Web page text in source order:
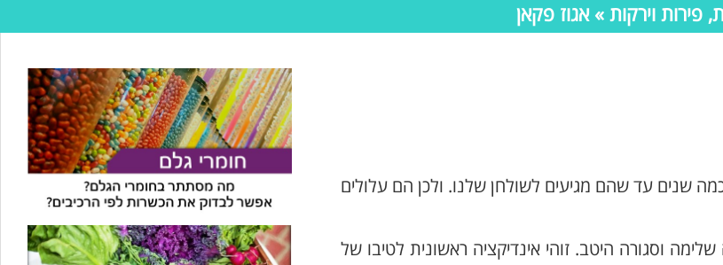
פירות וירקות » אגוז פקאן
שנים עד שהם מגיעים לשולחן שלנו. ולכן הם עלולים
וסגורה היטב. זוהי אינדיקציה ראשונית לטיבו של